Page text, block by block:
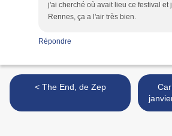
j'ai cherché où avait lieu ce festival et
Rennes, ça a l'air très bien.
Répondre
< The End, de Zep